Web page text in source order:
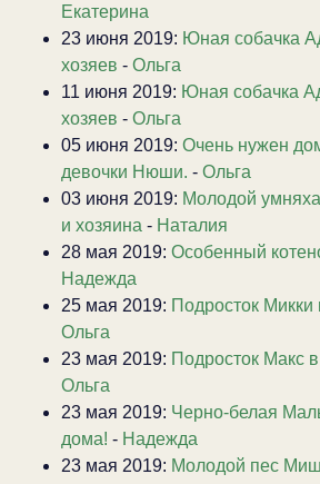
Екатерина
23 июня 2019: Юная собачка
хозяев - Ольга
11 июня 2019: Юная собачка
хозяев - Ольга
05 июня 2019: Очень нужен
девочки Нюши. - Ольга
03 июня 2019: Молодой
и хозяина - Наталия
28 мая 2019: Особенный
Надежда
25 мая 2019: Подросток Микки
Ольга
23 мая 2019: Подросток Макс
Ольга
23 мая 2019: Черно-белая
дома! - Надежда
23 мая 2019: Молодой пес